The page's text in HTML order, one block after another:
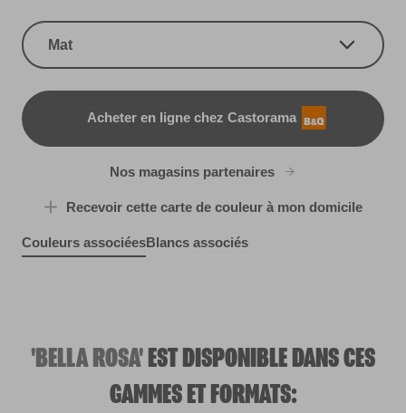
Mat
Acheter en ligne chez Castorama
B&Q
Nos magasins partenaires
Recevoir cette carte de couleur à mon domicile
Couleurs associéesBlancs associés
'BELLA ROSA' EST DISPONIBLE DANS CES
GAMMES ET FORMATS: